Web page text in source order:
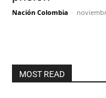
Nación Colombia -
MOST READ